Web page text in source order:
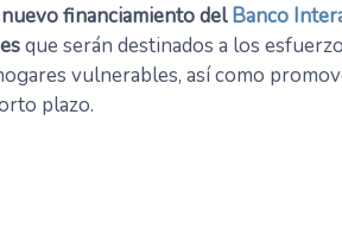
financiamiento delBanco
que serán destinados a los
vulnerables, así como
plazo.